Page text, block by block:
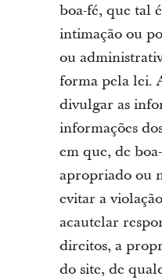
boa-fé, que tal
intimação ou
ou
forma pela lei.
divulgar as
informações
em que, de
apropriado ou
evitar a
acautelar
direitos, a
do site, de